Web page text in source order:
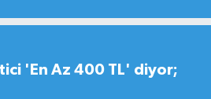
'En Az 400 TL' diyor;